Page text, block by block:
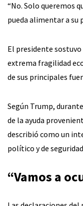
“No. Solo queremos
pueda alimentar a su
El presidente sostuvo
extrema fragilidad
de sus principales
Según Trump,
de la ayuda
describió como un
político y de
“Vamos a